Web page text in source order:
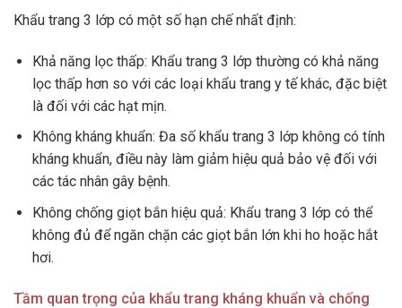
Khẩu trang 3 lớp có một số hạn chế nhất định:
Khả năng lọc thấp: Khẩu trang 3 lớp thường có khả năng
lọc thấp hơn so với các loại khẩu trang y tế khác, đặc biệt
là đối với các hạt mịn.
Không kháng khuẩn: Đa số khẩu trang 3 lớp không có tính
kháng khuẩn, điều này làm giảm hiệu quả bảo vệ đối với
các tác nhân gây bệnh.
Không chống giọt bắn hiệu quả: Khẩu trang 3 lớp có thể
không đủ để ngăn chặn các giọt bắn lớn khi ho hoặc hắt
hơi.
Tầm quan trọng của khẩu trang kháng khuẩn và chống